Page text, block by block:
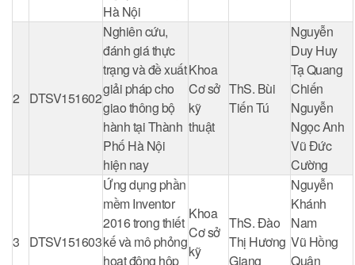
Hà Nội
2 DTSV151602
Nghiên cứu,
đánh giá thực
trạng và đề xuất
giải pháp cho
giao thông bộ
hành tại Thành
Phố Hà Nội
hiện nay
Khoa
Cơ sở
kỹ
thuật
ThS. Bùi
Tiến Tú
Nguyễn
Duy Huy
Tạ Quang
Chiến
Nguyễn
Ngọc Anh
Vũ Đức
Cường
3 DTSV151603
Ứng dụng phần
mềm Inventor
2016 trong thiết
kế và mô phỏng
hoạt động hộp
Khoa
Cơ sở
kỹ
ThS. Đào
Thị Hương
Giang
Nguyễn
Khánh
Nam
Vũ Hồng
Quân